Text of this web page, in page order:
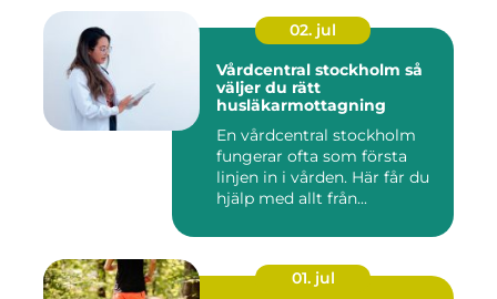
02. jul
Vårdcentral stockholm så
väljer du rätt
husläkarmottagning
En vårdcentral stockholm
fungerar ofta som första
linjen in i vården. Här får du
hjälp med allt från...
01. jul